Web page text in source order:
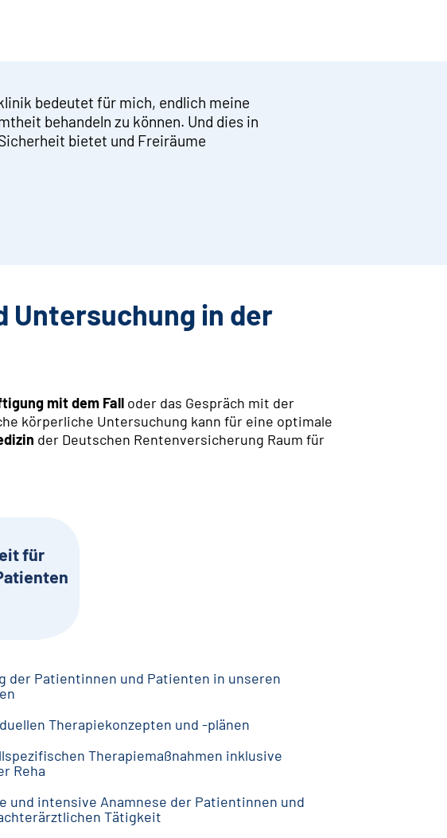
bedeutet für mich, endlich meine
behandeln zu können. Und dies in
bietet und Freiräume
Untersuchung in der
mit dem Fall oder das Gespräch mit der
körperliche Untersuchung kann für eine optimale
der Deutschen Rentenversicherung Raum für
für
der Patientinnen und Patienten in unseren
Therapiekonzepten und -plänen
Therapiemaßnahmen inklusive
Reha
und intensive Anamnese der Patientinnen und
Tätigkeit